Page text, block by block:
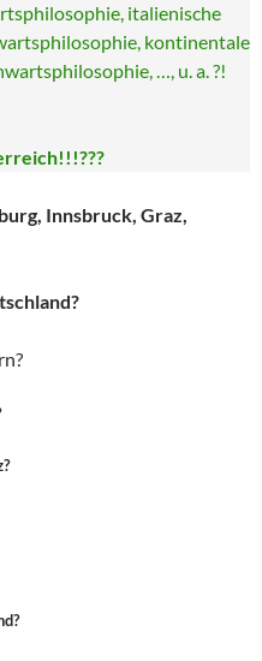
italienische
kontinentale
…, u. a. ?!
Innsbruck, Graz,